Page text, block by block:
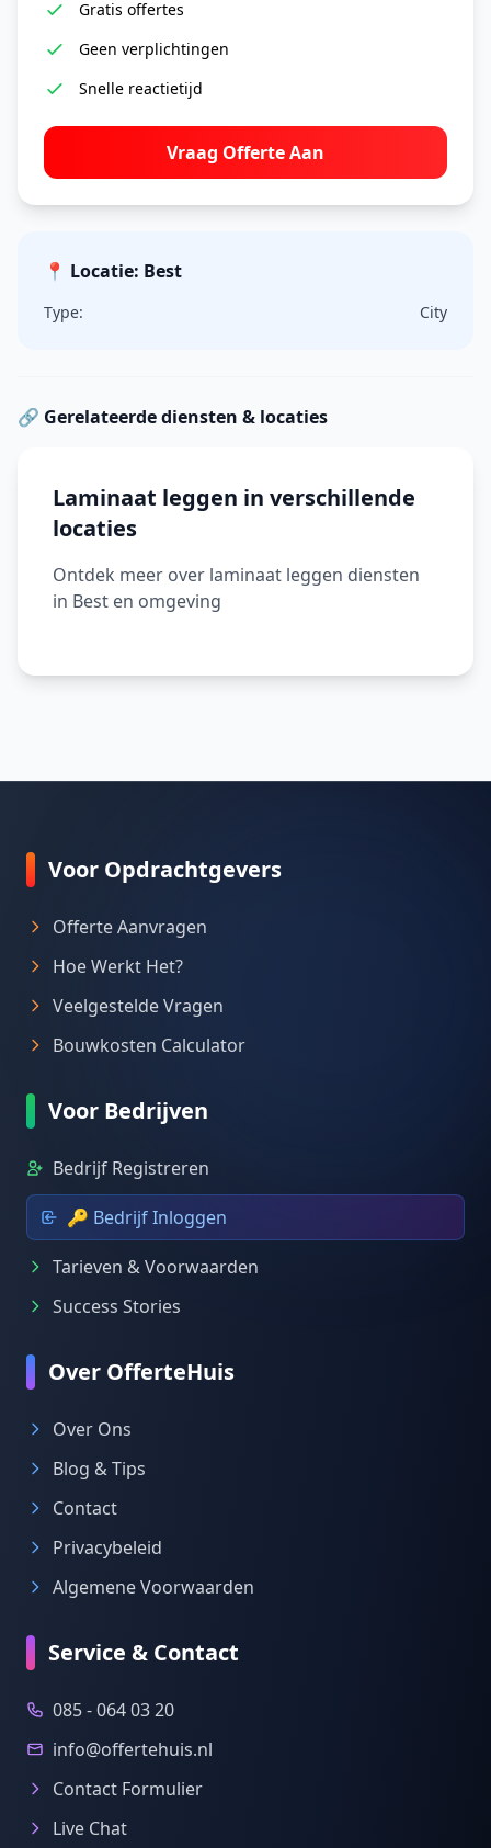
Gratis offertes
Geen verplichtingen
Snelle reactietijd
Vraag Offerte Aan
📍 Locatie: Best
Type: City
🔗 Gerelateerde diensten & locaties
Laminaat leggen in verschillende
locaties
Ontdek meer over laminaat leggen diensten
in Best en omgeving
Voor Opdrachtgevers
Offerte Aanvragen
Hoe Werkt Het?
Veelgestelde Vragen
Bouwkosten Calculator
Voor Bedrijven
Bedrijf Registreren
🔑 Bedrijf Inloggen
Tarieven & Voorwaarden
Success Stories
Over OfferteHuis
Over Ons
Blog & Tips
Contact
Privacybeleid
Algemene Voorwaarden
Service & Contact
085 - 064 03 20
info@offertehuis.nl
Contact Formulier
Live Chat